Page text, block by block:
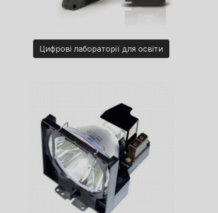
Цифрові лабораторії для освіти